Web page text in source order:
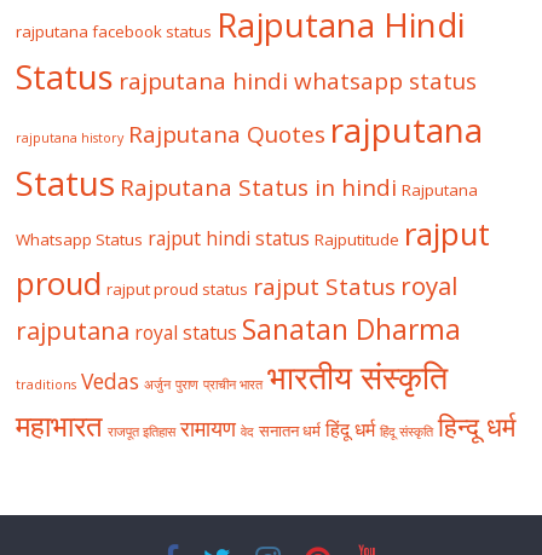
rajputana facebook status Rajputana Hindi
Status rajputana hindi whatsapp status
rajputana history Rajputana Quotes rajputana
Status Rajputana Status in hindi Rajputana
Whatsapp Status rajput hindi status Rajputitude rajput
proud rajput proud status rajput Status royal
rajputana royal status Sanatan Dharma
traditions Vedas अर्जुन पुराण प्राचीन भारत भारतीय संस्कृति
महाभारत राजपूत इतिहास रामायण वेद सनातन धर्म हिंदू धर्म हिंदू संस्कृति हिन्दू धर्म